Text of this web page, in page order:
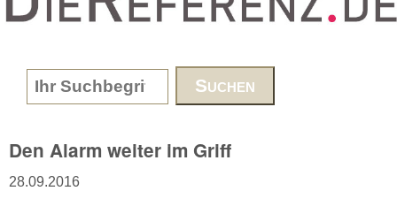
www.DieReferenz.de
Search form
Den Alarm weiter im Griff
28.09.2016